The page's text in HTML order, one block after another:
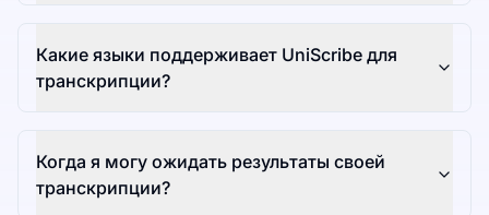
Какие языки поддерживает UniScribe для
транскрипции?
Когда я могу ожидать результаты своей
транскрипции?